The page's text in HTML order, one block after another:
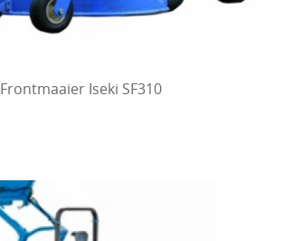
Frontmaaier Iseki SF310